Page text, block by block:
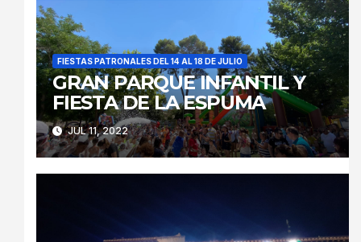
FIESTAS PATRONALES DEL 14 AL 18 DE JULIO
GRAN PARQUE INFANTIL Y
FIESTA DE LA ESPUMA
JUL 11, 2022